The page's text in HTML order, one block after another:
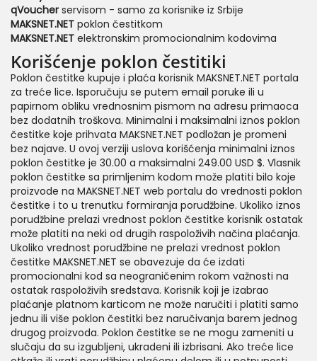
qVoucher servisom - samo za korisnike iz Srbije
MAKSNET.NET poklon čestitkom
MAKSNET.NET elektronskim promocionalnim kodovima
Korišćenje poklon čestitiki
Poklon čestitke kupuje i plaća korisnik MAKSNET.NET portala
za treće lice. Isporučuju se putem email poruke ili u
papirnom obliku vrednosnim pismom na adresu primaoca
bez dodatnih troškova. Minimalni i maksimalni iznos poklon
čestitke koje prihvata MAKSNET.NET podložan je promeni
bez najave. U ovoj verziji uslova korišćenja minimalni iznos
poklon čestitke je 30.00 a maksimalni 249.00 USD $. Vlasnik
poklon čestitke sa primljenim kodom može platiti bilo koje
proizvode na MAKSNET.NET web portalu do vrednosti poklon
čestitke i to u trenutku formiranja porudžbine. Ukoliko iznos
porudžbine prelazi vrednost poklon čestitke korisnik ostatak
može platiti na neki od drugih raspoloživih načina plaćanja.
Ukoliko vrednost porudžbine ne prelazi vrednost poklon
čestitke MAKSNET.NET se obavezuje da će izdati
promocionalni kod sa neograničenim rokom važnosti na
ostatak raspoloživih sredstava. Korisnik koji je izabrao
plaćanje platnom karticom ne može naručiti i platiti samo
jednu ili više poklon čestitki bez naručivanja barem jednog
drugog proizvoda. Poklon čestitke se ne mogu zameniti u
slučaju da su izgubljeni, ukradeni ili izbrisani. Ako treće lice